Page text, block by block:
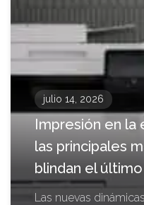
julio 14, 2026
Impresión en la
las principales
blindan el
Las nuevas